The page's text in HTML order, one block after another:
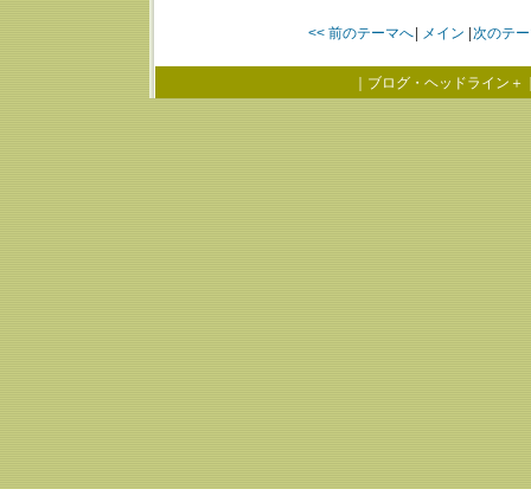
<< 前のテーマへ メイン 次のテ
ブログ・ヘッドライン＋